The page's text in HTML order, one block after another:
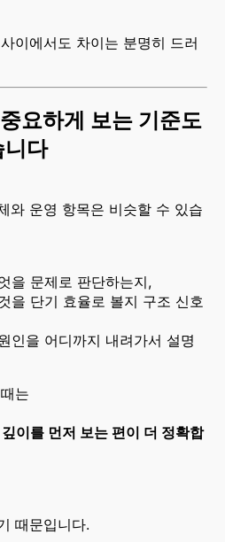
이에서도 차이는 분명히 드러
요하게 보는 기준도
니다
와 운영 항목은 비슷할 수 있습
을 문제로 판단하는지,
을 단기 효율로 볼지 구조 신호
인을 어디까지 내려가서 설명
는
이를 먼저 보는 편이 더 정확합
때문입니다.